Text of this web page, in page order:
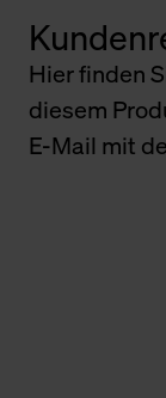
Hier finden
diesem
E-Mail mit